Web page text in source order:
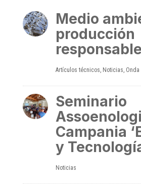
Medio
producción
responsable
Artículos técnicos Noticias Onda
Seminario
Assoenologi
Campania
y
Noticias